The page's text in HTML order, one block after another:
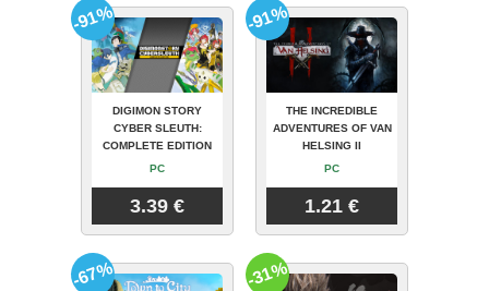
DIGIMON STORY
CYBER SLEUTH:
COMPLETE EDITION
PC
3.39 €
-91%
THE INCREDIBLE
ADVENTURES OF VAN
HELSING II
PC
1.21 €
-91%
-67% -31%